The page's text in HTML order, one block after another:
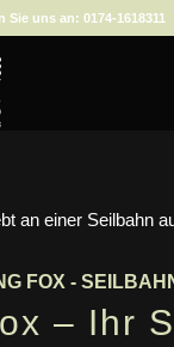
Sie uns an: 0174-1618311
an einer Seilbahn
FOX -
– Ihr